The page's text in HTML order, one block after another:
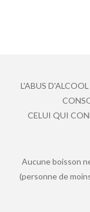
L'ABUS
CELUI QUI
Aucune boisson
(personne de